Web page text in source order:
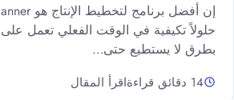
حلولاً تكيفية في الوقت الفعلي تعمل على
بطرق لا يستطيع حتى…
14 دقائق قراءة اقرأ المقال